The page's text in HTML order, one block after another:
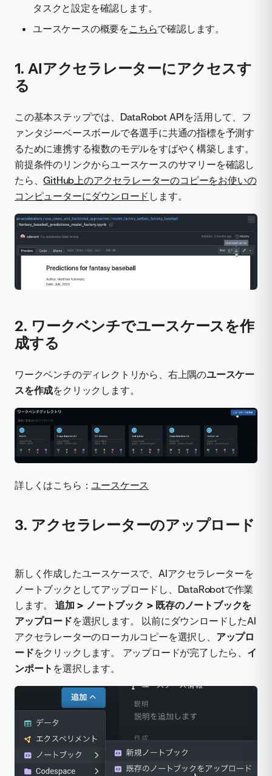
タスクと設定を確認します。
ユースケースの概要をこちらで確認します。
1. AIアクセラレーターにアクセスす
る
この基本ステップでは、DataRobot APIを活用して、フ
ァンタジーベースボールで各選手に共通の指標を予測す
るために連携する複数のモデルをすばやく構築します。
前提条件のリンクからユースケースのサマリーを確認し
たら、GitHub上のアクセラレーターのコピーをお使いの
コンピューターにダウンロード します。
2. ワークベンチでユースケースを作
成する
ワークベンチのディレクトリから、右上隅のユースケー
スを作成をクリックします。
詳しくはこちら：ユースケース
3. アクセラレーターのアップロード
新しく作成したユースケースで、AIアクセラレーターを
ノートブックとしてアップロードし、DataRobotで作業
します。 追加 > ノートブック > 既存のノートブックを
アップロードを選択します。 以前にダウンロードしたAI
アクセラレーターのローカルコピーを選択し、 アップロ
ードをクリックします。 アップロードが完了したら、 イ
ンポート を選択します。